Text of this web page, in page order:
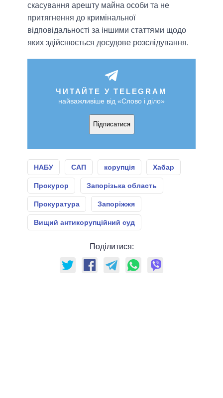
скасування арешту майна особи та не
притягнення до кримінальної
відповідальності за іншими статтями щодо
яких здійснюється досудове розслідування.
ЧИТАЙТЕ У TELEGRAM
найважливіше від «Слово і діло»
Підписатися
НАБУ САП корупція Хабар
Прокурор Запорізька область
Прокуратура Запоріжжя
Вищий антикорупційний суд
Поділитися: